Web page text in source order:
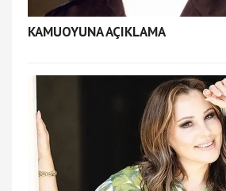
KAMUOYUNA AÇIKLAMA